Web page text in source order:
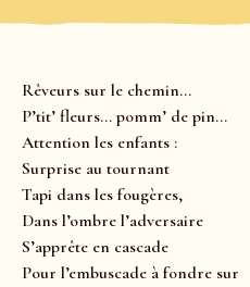
Rêveurs sur le chemin…
P’tit’ fleurs… pomm’ de pin…
Attention les enfants :
Surprise au tournant
Tapi dans les fougères,
Dans l’ombre l’adversaire
S’apprête en cascade
Pour l’embuscade à fondre sur